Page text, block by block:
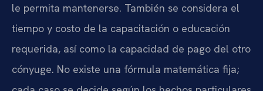
le permita mantenerse. También se considera el
tiempo y costo de la capacitación o educación
requerida, así como la capacidad de pago del otro
cónyuge. No existe una fórmula matemática fija;